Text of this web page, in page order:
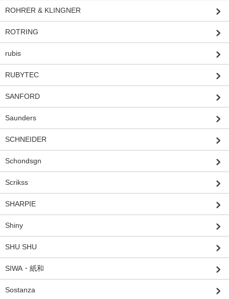
ROHRER & KLINGNER
ROTRING
rubis
RUBYTEC
SANFORD
Saunders
SCHNEIDER
Schondsgn
Scrikss
SHARPIE
Shiny
SHU SHU
SIWA・紙和
Sostanza